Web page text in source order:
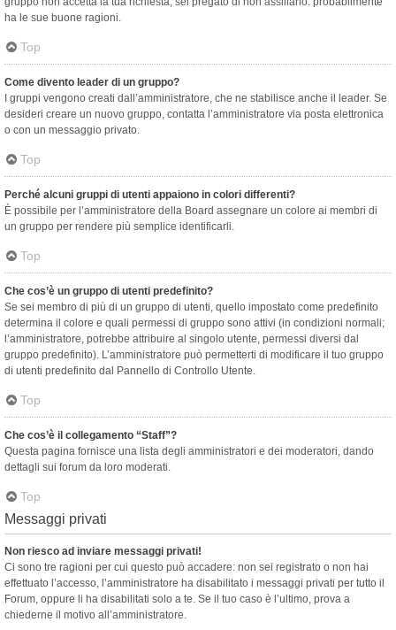
ha le sue buone ragioni.
Top
Come divento leader di un gruppo?
I gruppi vengono creati dall’amministratore, che ne stabilisce anche il leader. Se
desideri creare un nuovo gruppo, contatta l’amministratore via posta elettronica
o con un messaggio privato.
Top
Perché alcuni gruppi di utenti appaiono in colori differenti?
È possibile per l’amministratore della Board assegnare un colore ai membri di
un gruppo per rendere più semplice identificarli.
Top
Che cos’è un gruppo di utenti predefinito?
Se sei membro di più di un gruppo di utenti, quello impostato come predefinito
determina il colore e quali permessi di gruppo sono attivi (in condizioni normali;
l’amministratore, potrebbe attribuire al singolo utente, permessi diversi dal
gruppo predefinito). L’amministratore può permetterti di modificare il tuo gruppo
di utenti predefinito dal Pannello di Controllo Utente.
Top
Che cos’è il collegamento “Staff”?
Questa pagina fornisce una lista degli amministratori e dei moderatori, dando
dettagli sui forum da loro moderati.
Top
Messaggi privati
Non riesco ad inviare messaggi privati!
Ci sono tre ragioni per cui questo può accadere: non sei registrato o non hai
effettuato l’accesso, l’amministratore ha disabilitato i messaggi privati per tutto il
Forum, oppure li ha disabilitati solo a te. Se il tuo caso è l’ultimo, prova a
chiederne il motivo all’amministratore.